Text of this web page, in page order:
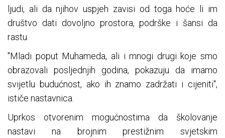
ljudi, ali da njihov uspjeh zavisi od toga hoće li im
društvo dati dovoljno prostora, podrške i šansi da
rastu.
"Mladi poput Muhameda, ali i mnogi drugi koje smo
obrazovali posljednjih godina, pokazuju da imamo
svijetlu budućnost, ako ih znamo zadržati i cijeniti",
ističe nastavnica.
Uprkos otvorenim mogućnostima da školovanje
nastavi na brojnim prestižnim svjetskim